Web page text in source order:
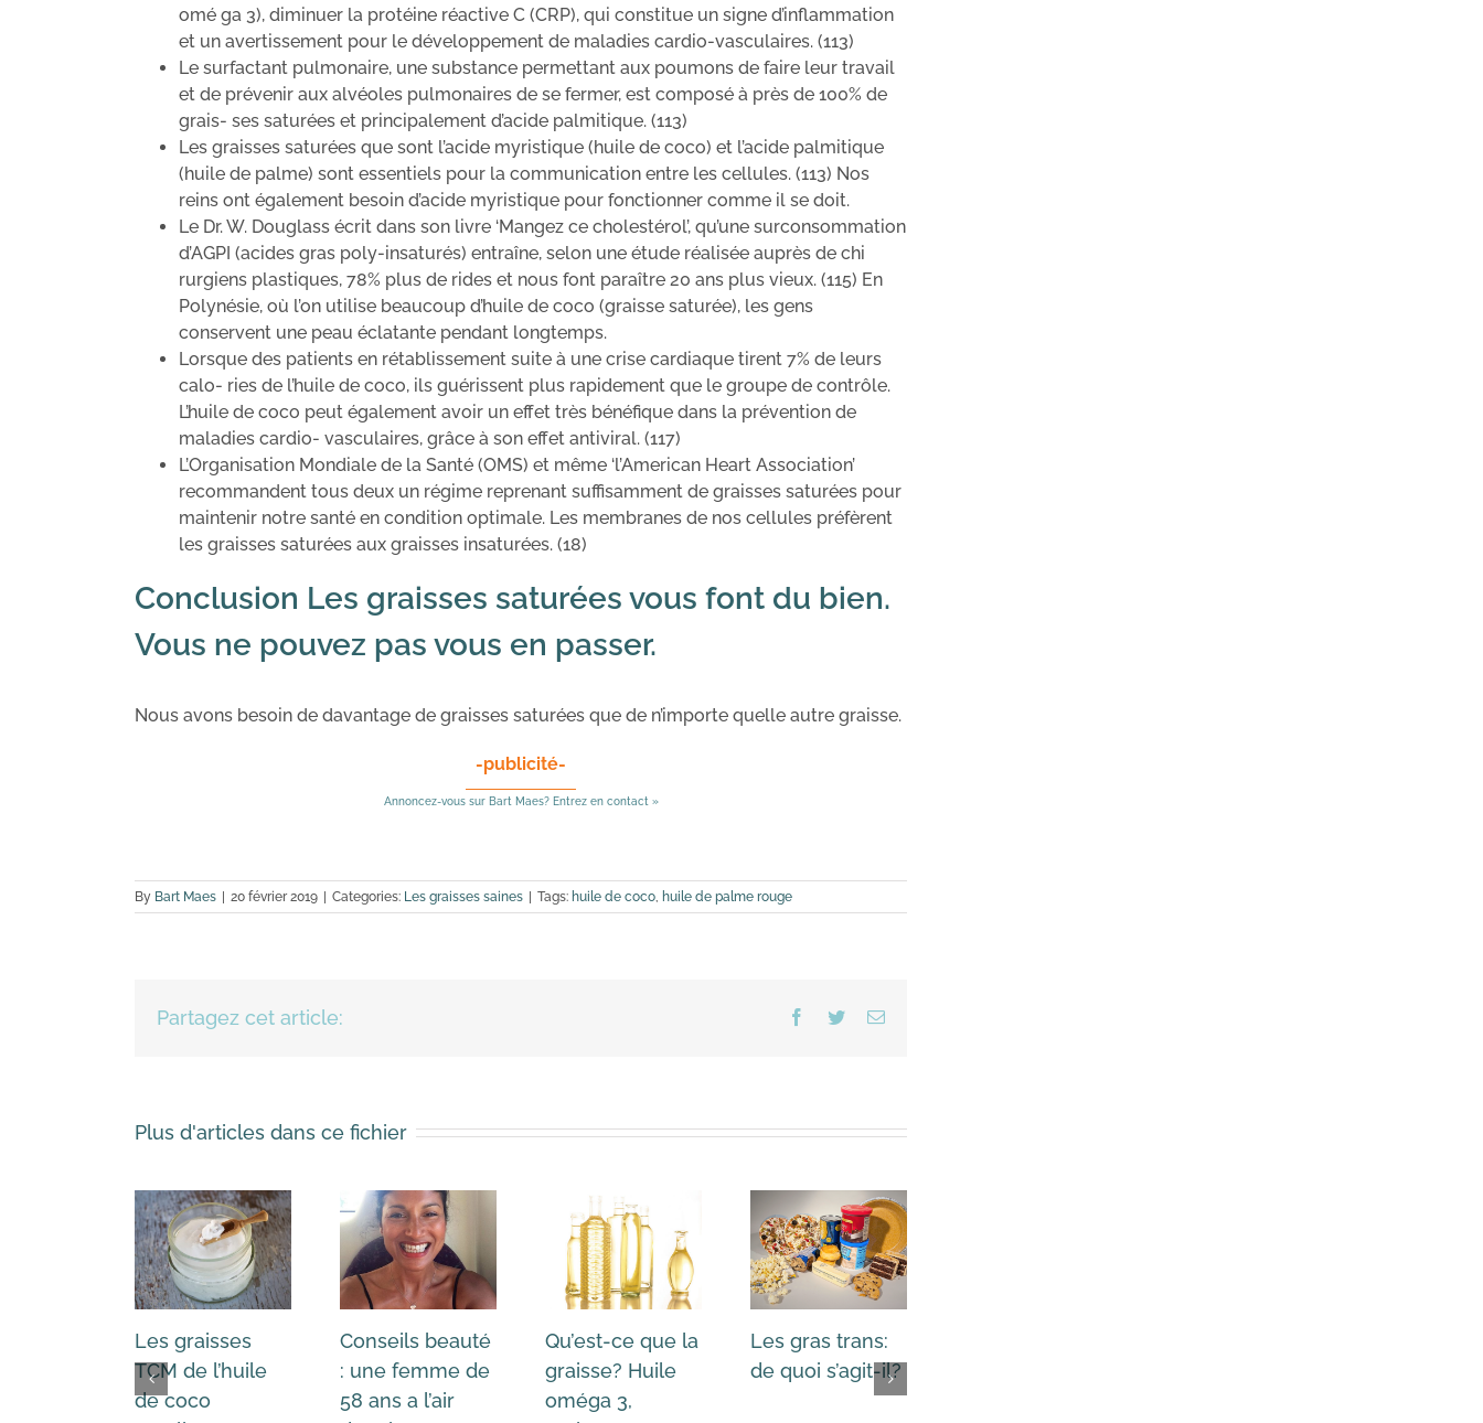
omé ga 3), diminuer la protéine réactive C (CRP), qui constitue un signe d’inflammation
et un avertissement pour le développement de maladies cardio-vasculaires. (113)
Le surfactant pulmonaire, une substance permettant aux poumons de faire leur travail
et de prévenir aux alvéoles pulmonaires de se fermer, est composé à près de 100% de
grais- ses saturées et principalement d’acide palmitique. (113)
Les graisses saturées que sont l’acide myristique (huile de coco) et l’acide palmitique
(huile de palme) sont essentiels pour la communication entre les cellules. (113) Nos
reins ont également besoin d’acide myristique pour fonctionner comme il se doit.
Le Dr. W. Douglass écrit dans son livre ‘Mangez ce cholestérol’, qu’une surconsommation
d’AGPI (acides gras poly-insaturés) entraîne, selon une étude réalisée auprès de chi
rurgiens plastiques, 78% plus de rides et nous font paraître 20 ans plus vieux. (115) En
Polynésie, où l’on utilise beaucoup d’huile de coco (graisse saturée), les gens
conservent une peau éclatante pendant longtemps.
Lorsque des patients en rétablissement suite à une crise cardiaque tirent 7% de leurs
calo- ries de l’huile de coco, ils guérissent plus rapidement que le groupe de contrôle.
L’huile de coco peut également avoir un effet très bénéfique dans la prévention de
maladies cardio- vasculaires, grâce à son effet antiviral. (117)
L’Organisation Mondiale de la Santé (OMS) et même ‘l’American Heart Association’
recommandent tous deux un régime reprenant suffisamment de graisses saturées pour
maintenir notre santé en condition optimale. Les membranes de nos cellules préfèrent
les graisses saturées aux graisses insaturées. (18)
Conclusion Les graisses saturées vous font du bien.
Vous ne pouvez pas vous en passer.
Nous avons besoin de davantage de graisses saturées que de n’importe quelle autre graisse.
-publicité-
Annoncez-vous sur Bart Maes? Entrez en contact »
By Bart Maes | 20 février 2019 | Categories: Les graisses saines | Tags: huile de coco huile de palme rouge
Partagez cet article: Facebook
TwitterEmail
Plus d'articles dans ce fichier
Les graisses
TCM de l’huile
de coco
Conseils beauté
: une femme de
58 ans a l’air
Qu’est-ce que la
graisse? Huile
oméga 3,
Les gras trans:
de quoi s’agit-il?